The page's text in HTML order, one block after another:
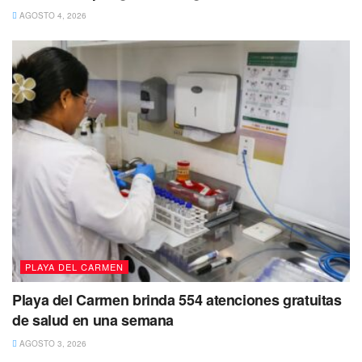
AGOSTO 4, 2026
PLAYA DEL CARMEN
Playa del Carmen brinda 554 atenciones gratuitas
de salud en una semana
AGOSTO 3, 2026